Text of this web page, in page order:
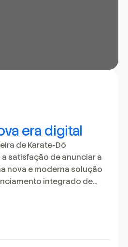
era digital
de Karate-Dô
a satisfação de anunciar a
nova e moderna solução
integrado de…